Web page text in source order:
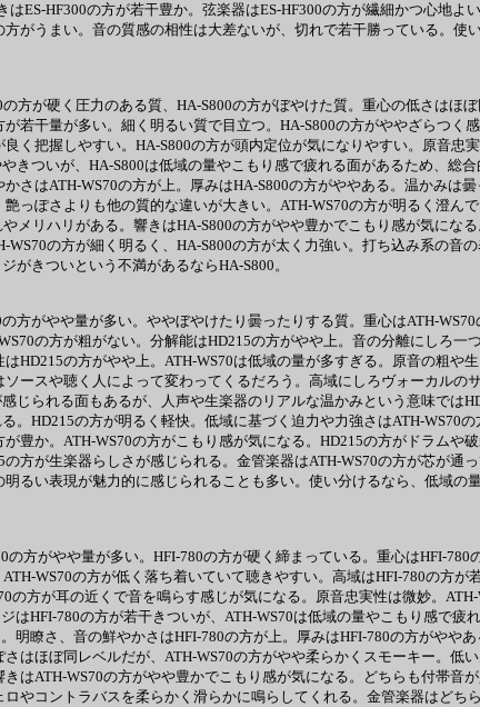
ES-HF300の方が若干豊か。弦楽器はES-HF300の方が繊細かつ心地
がうまい。音の質感の相性は大差ないが、切れで若干勝っている。使
方が硬く圧力のある質、HA-S800の方がぼやけた質。重心の低さはほ
若干量が多い。細く明るい質で目立つ。HA-S800の方がややざらつく
く把握しやすい。HA-S800の方が頭内定位が気になりやすい。原音忠
きついが、HA-S800は低域の量やこもり感で疲れる面があるため、総
さはATH-WS70の方が上。厚みはHA-S800の方がややある。温かみは
っぽさよりも他の質的な違いが大きい。ATH-WS70の方が明るく澄ん
メリハリがある。響きはHA-S800の方がやや豊かでこもり感が気にな
の方が細く明るく、HA-S800の方が太く力強い。打ち込み系の音
がきついという不満があるならHA-S800。
方がやや量が多い。ややぼやけたり曇ったりする質。重心はATH-
の方が粗がない。分解能はHD215の方がやや上。音の分離にしろ
HD215の方がやや上。ATH-WS70は低域の量が多すぎる。原音の粗や
ースや聴く人によって変わってくるだろう。高域にしろヴォーカル
じられる面もあるが、人声や生楽器のリアルな温かみという意味では
。HD215の方が明るく軽快。低域に基づく迫力や力強さはATH-WS70
豊か。ATH-WS70の方がこもり感が気になる。HD215の方がドラムや
方が生楽器らしさが感じられる。金管楽器はATH-WS70の方が芯が通
るい表現が魅力的に感じられることも多い。使い分けるなら、低域
方がやや量が多い。HFI-780の方が硬く締まっている。重心はHFI-
WS70の方が低く落ち着いていて聴きやすい。高域はHFI-780の方
方が耳の近くで音を鳴らす感じが気になる。原音忠実性は微妙。
HFI-780の方が若干きついが、ATH-WS70は低域の量やこもり感で
瞭さ、音の鮮やかさはHFI-780の方が上。厚みはHFI-780の方がやや
はほぼ同レベルだが、ATH-WS70の方がやや柔らかくスモーキー。低
はATH-WS70の方がやや豊かでこもり感が気になる。どちらも付帯
やコントラバスを柔らかく滑らかに鳴らしてくれる。金管楽器はど